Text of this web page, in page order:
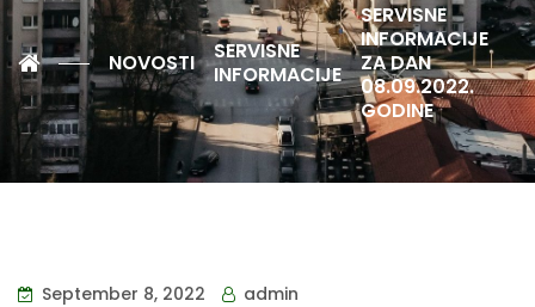
NOVOSTI
SERVISNE
INFORMACIJE
SERVISNE
INFORMACIJE
ZA DAN
08.09.2022.
GODINE
September 8, 2022
admin